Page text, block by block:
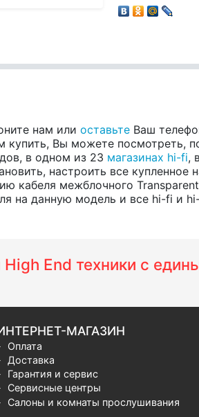
нам или оставьте Ваш
Вы можете посмотреть,
в одном из 23 магазинах hi-fi,
настроить все
кабеля межблочного
на данную модель и все hi-fi и
High End техники с
МАГАЗИН
Оплата
Доставка
Гарантия и сервис
Сервисные центры
Салоны и комнаты прослушивания